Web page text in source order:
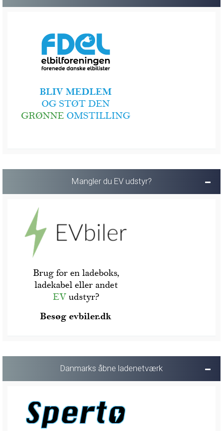
Mangler du EV udstyr?
Danmarks åbne ladenetværk